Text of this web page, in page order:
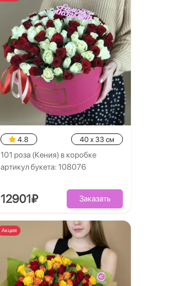
4.8 40 x 33 см
101 роза (Кения) в коробке
артикул букета: 108076
12901₽ Заказать
Акция